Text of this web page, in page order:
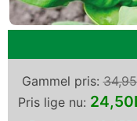
Gammel pris:
Pris lige nu: